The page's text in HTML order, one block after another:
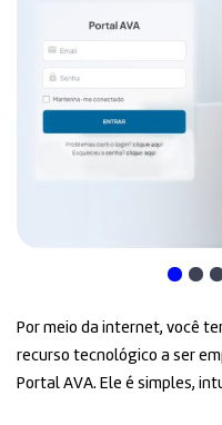
Por meio da internet, você
recurso tecnológico a ser
Portal AVA. Ele é simples,